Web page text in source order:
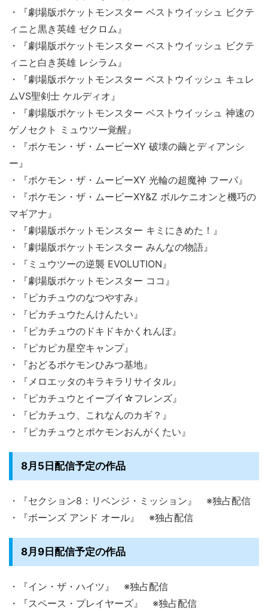
・『劇場版ポケットモンスター ベストウイッシュ ビクテ
ィニと黒き英雄 ゼクロム』
・『劇場版ポケットモンスター ベストウイッシュ ビクテ
ィニと白き英雄 レシラム』
・『劇場版ポケットモンスター ベストウイッシュ キュレ
ムVS聖剣士 ケルディオ』
・『劇場版ポケットモンスター ベストウイッシュ 神速の
ゲノセクト ミュウツー覚醒』
・『ポケモン・ザ・ムービーXY 破壊の繭とディアンシ
ー』
・『ポケモン・ザ・ムービーXY 光輪の超魔神 フーパ』
・『ポケモン・ザ・ムービーXY&Z ボルケニオンと機巧の
マギアナ』
・『劇場版ポケットモンスター キミにきめた！』
・『劇場版ポケットモンスター みんなの物語』
・『ミュウツーの逆襲 EVOLUTION』
・『劇場版ポケットモンスター ココ』
・『ピカチュウのなつやすみ』
・『ピカチュウたんけんたい』
・『ピカチュウのドキドキかくれんぼ』
・『ピカピカ星空キャンプ』
・『おどるポケモンひみつ基地』
・『メロエッタのキラキラリサイタル』
・『ピカチュウとイーブイ☆フレンズ』
・『ピカチュウ、これなんのカギ？』
・『ピカチュウとポケモンおんがくたい』
8月5日配信予定の作品
・『セクション8：リベンジ・ミッション』 ※独占配信
・『ボーンズ アンド オール』 ※独占配信
8月9日配信予定の作品
・『イン・ザ・ハイツ』 ※独占配信
・『スペース・プレイヤーズ』 ※独占配信